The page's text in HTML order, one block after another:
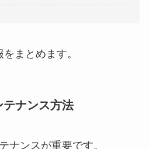
まとめます。
ナンス方法
ナンスが重要です。